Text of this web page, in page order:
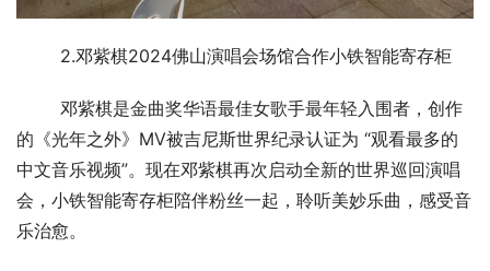
2.邓紫棋2024佛山演唱会场馆合作小铁智能寄存柜
邓紫棋是金曲奖华语最佳女歌手最年轻入围者，创作
的《光年之外》MV被吉尼斯世界纪录认证为 “观看最多的
中文音乐视频”。现在邓紫棋再次启动全新的世界巡回演唱
会，小铁智能寄存柜陪伴粉丝一起，聆听美妙乐曲，感受音
乐治愈。